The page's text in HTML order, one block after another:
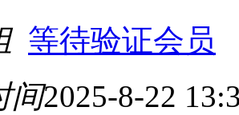
等待验证会员
间2025-8-22